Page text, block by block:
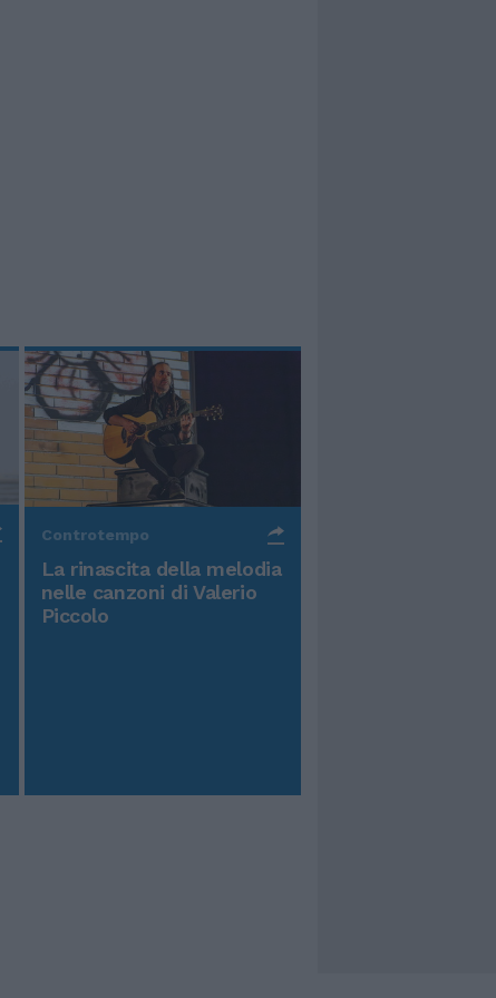
Controtempo
La rinascita della melodia
nelle canzoni di Valerio
Piccolo